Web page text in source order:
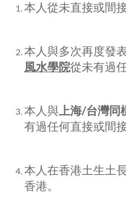
本人從未直接或間
本人與多次再度發
風水學院從未有過
本人與 上海/台灣同
有過任何直接或間
本人在香港土生土
香港。